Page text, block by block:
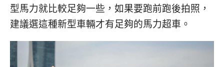
型馬力就比較足夠一些，如果要跑前跑後拍照，
建議選這種新型車輛才有足夠的馬力超車。